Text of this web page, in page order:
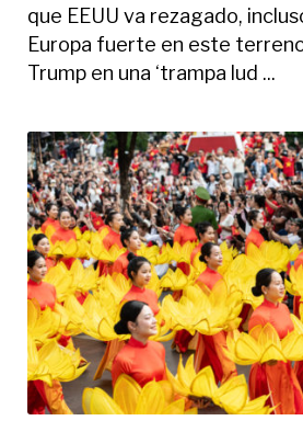
que EEUU va rezagado,
Europa fuerte en este
Trump en una ‘trampa lud ...